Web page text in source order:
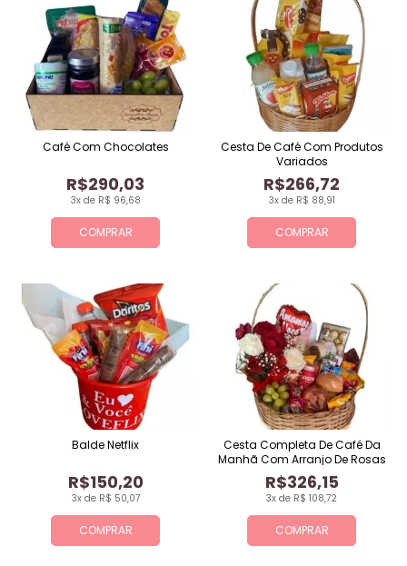
COMPRAR
3x de R$ 96,68
R$290,03
Café Com Chocolates
COMPRAR
3x de R$ 88,91
R$266,72
Cesta De Café Com Produtos
Variados
COMPRAR
3x de R$ 50,07
R$150,20
Balde Netflix
COMPRAR
3x de R$ 108,72
R$326,15
Cesta Completa De Café Da
Manhã Com Arranjo De Rosas